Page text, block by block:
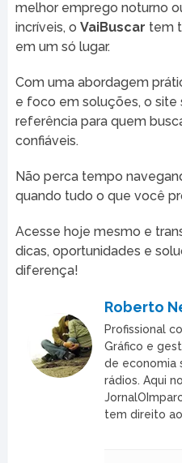
melhor emprego noturno
incríveis, o VaiBuscar tem
em um só lugar.
Com uma abordagem
e foco em soluções, o
referência para quem
confiáveis.
Não perca tempo
quando tudo o que você
Acesse hoje mesmo e
dicas, oportunidades e
diferença!
Roberto
Profissional
Gráfico e
de economia
rádios. Aqui
tem direito